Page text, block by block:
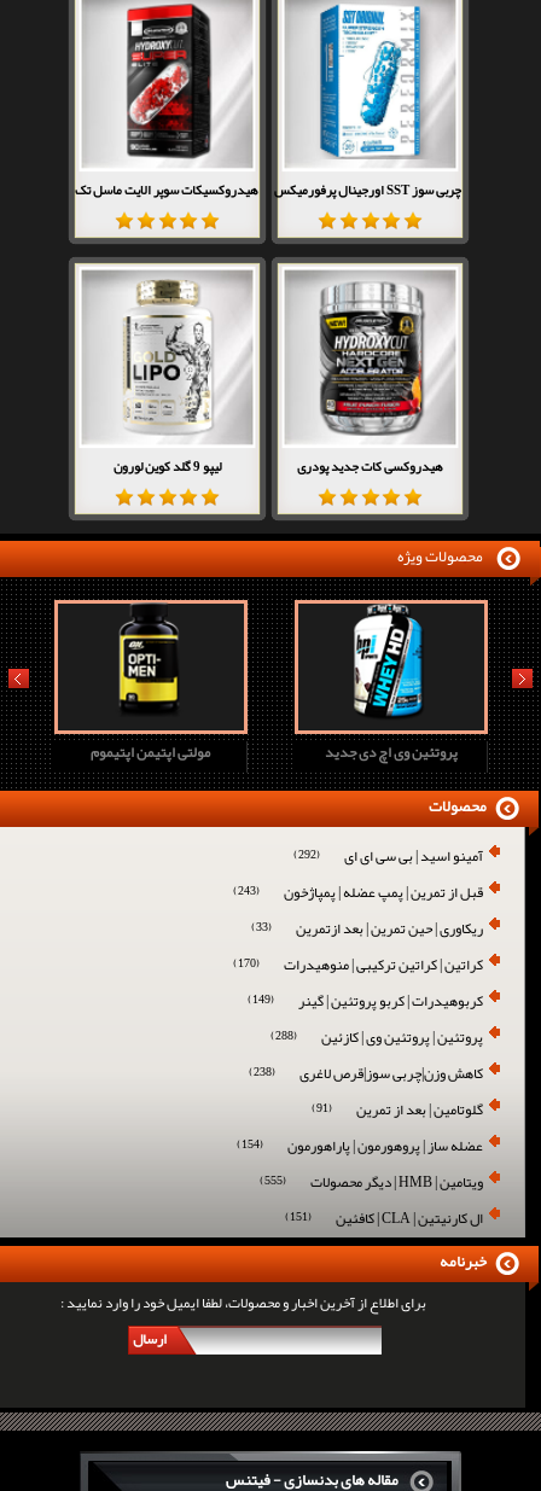
چربی سوز SST اورجینال پرفورمیکس هیدروکسیکات سوپر الایت ماسل تک
هیدروکسی کات جدید پودری لیپو 9 گلد کوین لورون
محصولات ویژه
مولتی اپتیمن اپتیموم پروتئین وی اچ دی جدید
prev next
آمینو اسید | بی سی ای ای (292)
قبل از تمرین | پمپ عضله | پمپاژخون (243)
ریکاوری | حین تمرین | بعد ازتمرین (33)
کراتین | کراتین ترکیبی | منوهیدرات (170)
کربوهیدرات | کربو پروتئین | گینر (149)
پروتئین | پروتئین وی | کازئین (288)
کاهش وزن|چربی سوز|قرص لاغری (238)
گلوتامین | بعد از تمرین (91)
عضله ساز | پروهورمون | پاراهورمون (154)
ویتامین | HMB | دیگر محصولات (555)
ال کارنیتین | CLA | کافئین (151)
محصولات
برای اطلاع از آخرین اخبار و محصولات، لطفا ایمیل خود را وارد نمایید :
ارسال
خبرنامه
مقاله های بدنسازی - فیتنس